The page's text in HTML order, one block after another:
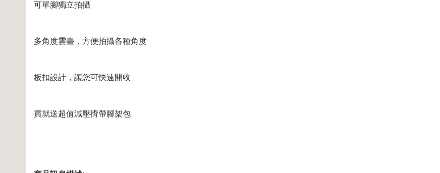
可單腳獨立拍攝
多角度雲臺，方便拍攝各種角度
板扣設計，讓您可快速開收
買就送超值減壓揹帶腳架包